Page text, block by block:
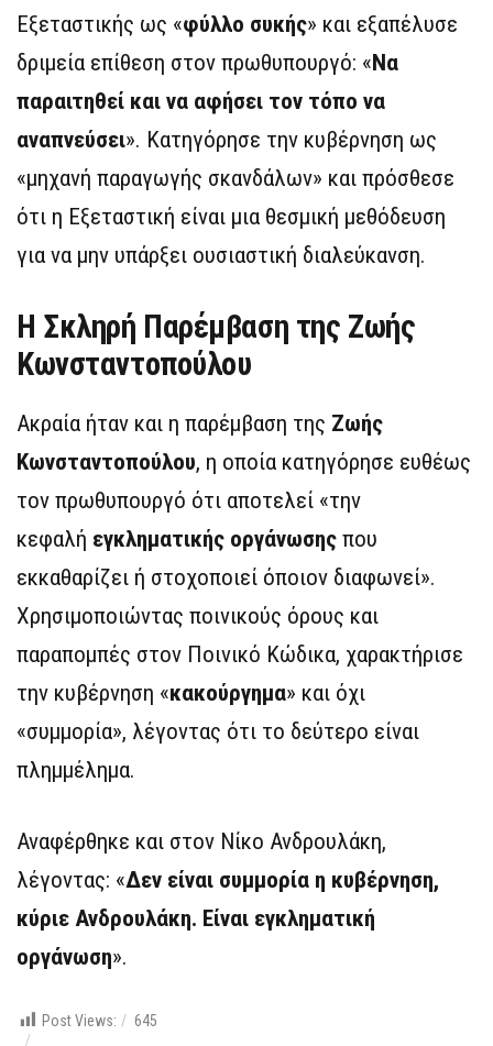
Εξεταστικής ως «φύλλο συκής» και εξαπέλυσε
δριμεία επίθεση στον πρωθυπουργό: «Να
παραιτηθεί και να αφήσει τον τόπο να
αναπνεύσει». Κατηγόρησε την κυβέρνηση ως
«μηχανή παραγωγής σκανδάλων» και πρόσθεσε
ότι η Εξεταστική είναι μια θεσμική μεθόδευση
για να μην υπάρξει ουσιαστική διαλεύκανση.
Η Σκληρή Παρέμβαση της Ζωής
Κωνσταντοπούλου
Ακραία ήταν και η παρέμβαση της Ζωής
Κωνσταντοπούλου, η οποία κατηγόρησε ευθέως
τον πρωθυπουργό ότι αποτελεί «την
κεφαλή εγκληματικής οργάνωσης που
εκκαθαρίζει ή στοχοποιεί όποιον διαφωνεί».
Χρησιμοποιώντας ποινικούς όρους και
παραπομπές στον Ποινικό Κώδικα, χαρακτήρισε
την κυβέρνηση «κακούργημα» και όχι
«συμμορία», λέγοντας ότι το δεύτερο είναι
πλημμέλημα.
Αναφέρθηκε και στον Νίκο Ανδρουλάκη,
λέγοντας: «Δεν είναι συμμορία η κυβέρνηση,
κύριε Ανδρουλάκη. Είναι εγκληματική
οργάνωση».
Post Views: 645